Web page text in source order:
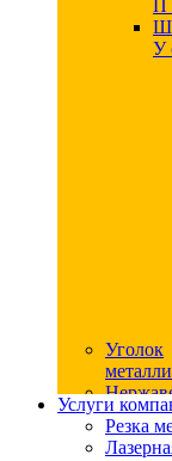
П
У
Уголок
сталь
Услуги
Резка